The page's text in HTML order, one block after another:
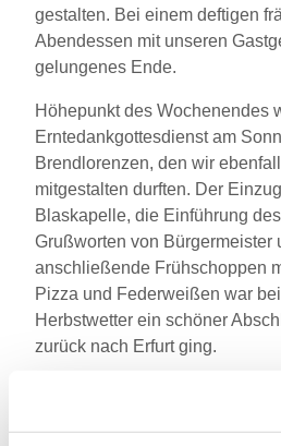
gestalten. Bei einem deftigen
Abendessen mit unseren
gelungenes Ende.
Höhepunkt des Wochenendes
Erntedankgottesdienst am
Brendlorenzen, den wir
mitgestalten durften. Der
Blaskapelle, die Einführung
Grußworten von Bürgermeister
anschließende Frühschoppen
Pizza und Federweißen war
Herbstwetter ein schöner
zurück nach Erfurt ging.
Ganz herzlichen Dank für die
Beteiligten, besonders Lydia